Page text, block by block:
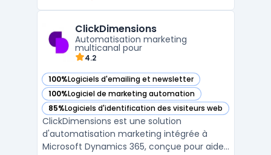
messagerie SMS, l’envoi d’emails
transactionnels, le CRM et la créati ...
ClickDimensions
Automatisation marketing
multicanal pour
4.2
100%Logiciels d'emailing et newsletter
— voir ClickDimensions dans cette catégorie
100%Logiciel de marketing automation
— voir ClickDimensions dans cette catégorie
85%Logiciels d'identification des visiteurs web
— voir ClickDimensions dans cette catégorie
ClickDimensions est une solution
d'automatisation marketing intégrée à
Microsoft Dynamics 365, conçue pour aider